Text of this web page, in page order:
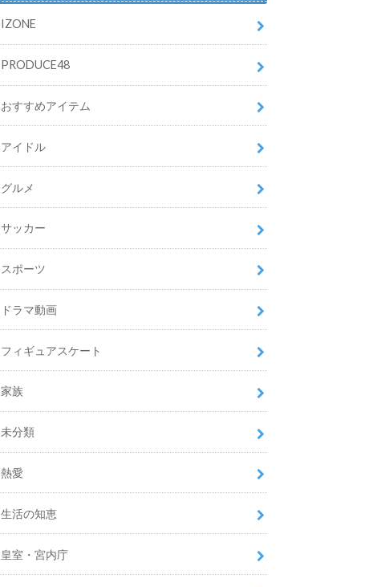
IZONE
PRODUCE48
おすすめアイテム
アイドル
グルメ
サッカー
スポーツ
ドラマ動画
フィギュアスケート
家族
未分類
熱愛
生活の知恵
皇室・宮内庁